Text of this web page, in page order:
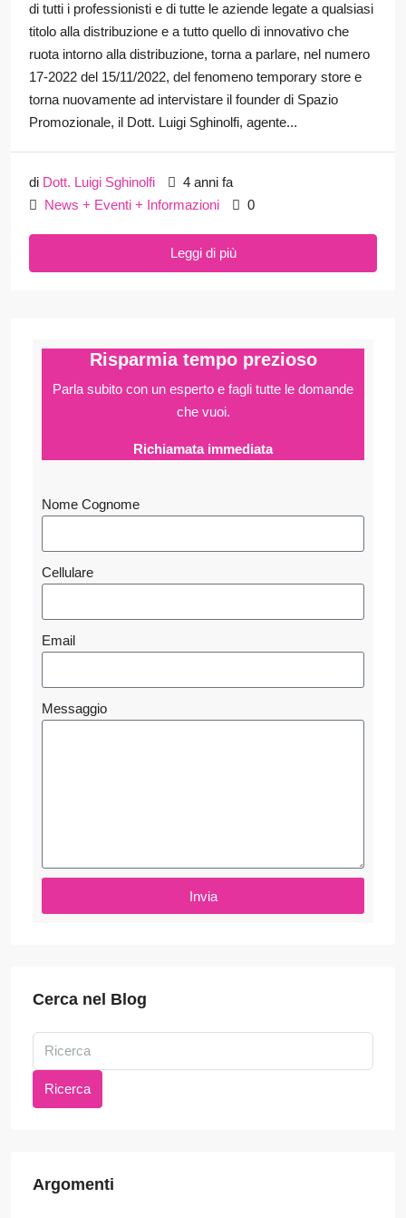
di tutti i professionisti e di tutte le aziende legate a qualsiasi
titolo alla distribuzione e a tutto quello di innovativo che
ruota intorno alla distribuzione, torna a parlare, nel numero
17-2022 del 15/11/2022, del fenomeno temporary store e
torna nuovamente ad intervistare il founder di Spazio
Promozionale, il Dott. Luigi Sghinolfi, agente...
di Dott. Luigi Sghinolfi
4 anni fa
News + Eventi + Informazioni
0
Leggi di più
Risparmia tempo prezioso
Parla subito con un esperto e fagli tutte le domande
che vuoi.
Richiamata immediata
Nome Cognome
Cellulare
Email
Messaggio
Invia
Cerca nel Blog
Ricerca
Argomenti